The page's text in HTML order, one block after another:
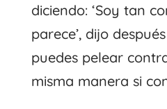
diciendo: ‘Soy tan
parece’, dijo
puedes pelear
misma manera si